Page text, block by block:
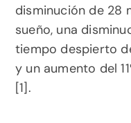
disminución de 28
sueño, una
tiempo despierto
y un aumento del
[1].